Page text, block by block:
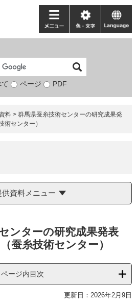
検
象
ページ PDF
メ
ニ
ー
色・
文
language
料 > 群馬県蚕糸技術センターの研究成果発
術センター）
供資料メニュー
ンターの研究成果発表
蚕糸技術センター）
ページ内目次
更新日：2026年2月9日